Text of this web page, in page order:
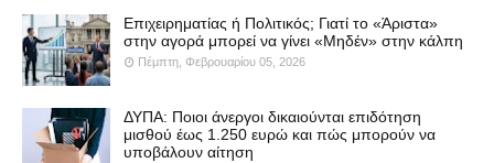
Επιχειρηματίας ή Πολιτικός; Γιατί το «Άριστα»
στην αγορά μπορεί να γίνει «Μηδέν» στην κάλπη
Πέμπτη, Φεβρουαρίου 05, 2026
ΔΥΠΑ: Ποιοι άνεργοι δικαιούνται επιδότηση
μισθού έως 1.250 ευρώ και πώς μπορούν να
υποβάλουν αίτηση